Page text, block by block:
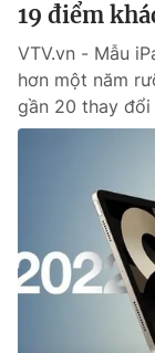
Chuyên mục khác
Emagazine
Photo
VTV Money
VTV Sức khoẻ
19 điểm
VTV.vn - Mẫu
hơn một năm
gần 20 thay đổi